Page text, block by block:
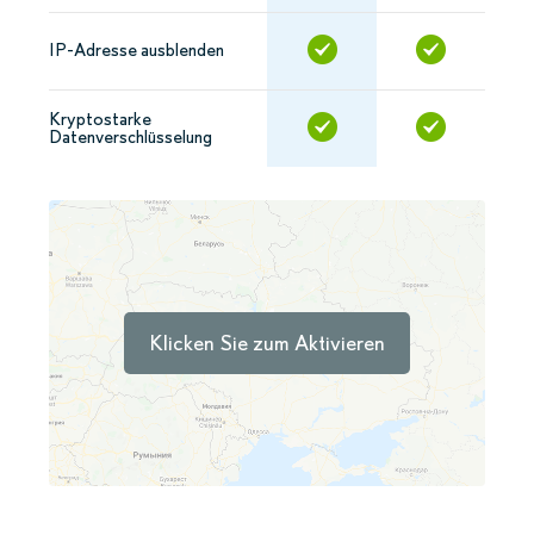
IP-Adresse ausblenden
Kryptostarke
Datenverschlüsselung
Klicken Sie zum Aktivieren